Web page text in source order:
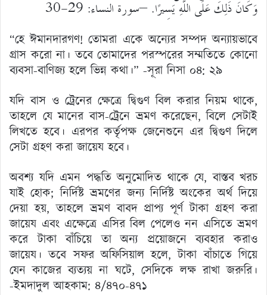
وَكَانَ ذَلِكَ عَلَى اللَّهِ يَسِيرًا. –سورة النساء: 29-30
“হে ঈমানদারগণ! তোমরা একে অন্যের সম্পদ অন্যায়ভাবে
গ্রাস করো না। তবে তোমাদের পরস্পরের সম্মতিতে কোনো
ব্যবসা-বাণিজ্য হলে ভিন্ন কথা।” -সূরা নিসা ০৪: ২৯
যদি বাস ও ট্রেনের ক্ষেত্রে দ্বিগুণ বিল করার নিয়ম থাকে,
তাহলে যে মানের বাস-ট্রেনে ভ্রমণ করেছেন, বিলে সেটাই
লিখতে হবে। এরপর কর্তৃপক্ষ জেনেশুনে এর দ্বিগুণ দিলে
সেটা গ্রহণ করা জায়েয হবে।
অবশ্য যদি এমন পদ্ধতি অনুমোদিত থাকে যে, বাস্তব খরচ
যাই হোক; নির্দিষ্ট ভ্রমণের জন্য নির্দিষ্ট অংকের অর্থ দিয়ে
দেয়া হয়, তাহলে ভ্রমণ বাবদ প্রাপ্য পূর্ণ টাকা গ্রহণ করা
জায়েয এবং এক্ষেত্রে এসির বিল পেলেও নন এসিতে ভ্রমণ
করে টাকা বাঁচিয়ে তা অন্য প্রয়োজনে ব্যবহার করাও
জায়েয। তবে সফর অফিসিয়াল হলে, টাকা বাঁচাতে গিয়ে
যেন কাজের ব্যত্যয় না ঘটে, সেদিকে লক্ষ রাখা জরুরি।
-ইমদাদুল আহকাম: ৪/৪৭০-৪৭১